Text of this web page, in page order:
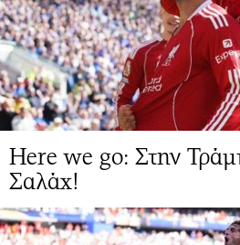
Here we go: Στην
Σαλάχ!